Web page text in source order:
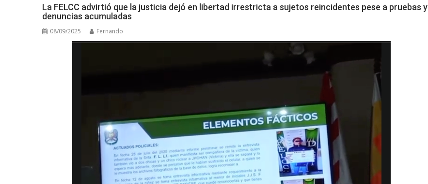
La FELCC advirtió que la justicia dejó en libertad irrestricta a sujetos reincidentes pese a pruebas y
denuncias acumuladas
08/09/2025 Fernando